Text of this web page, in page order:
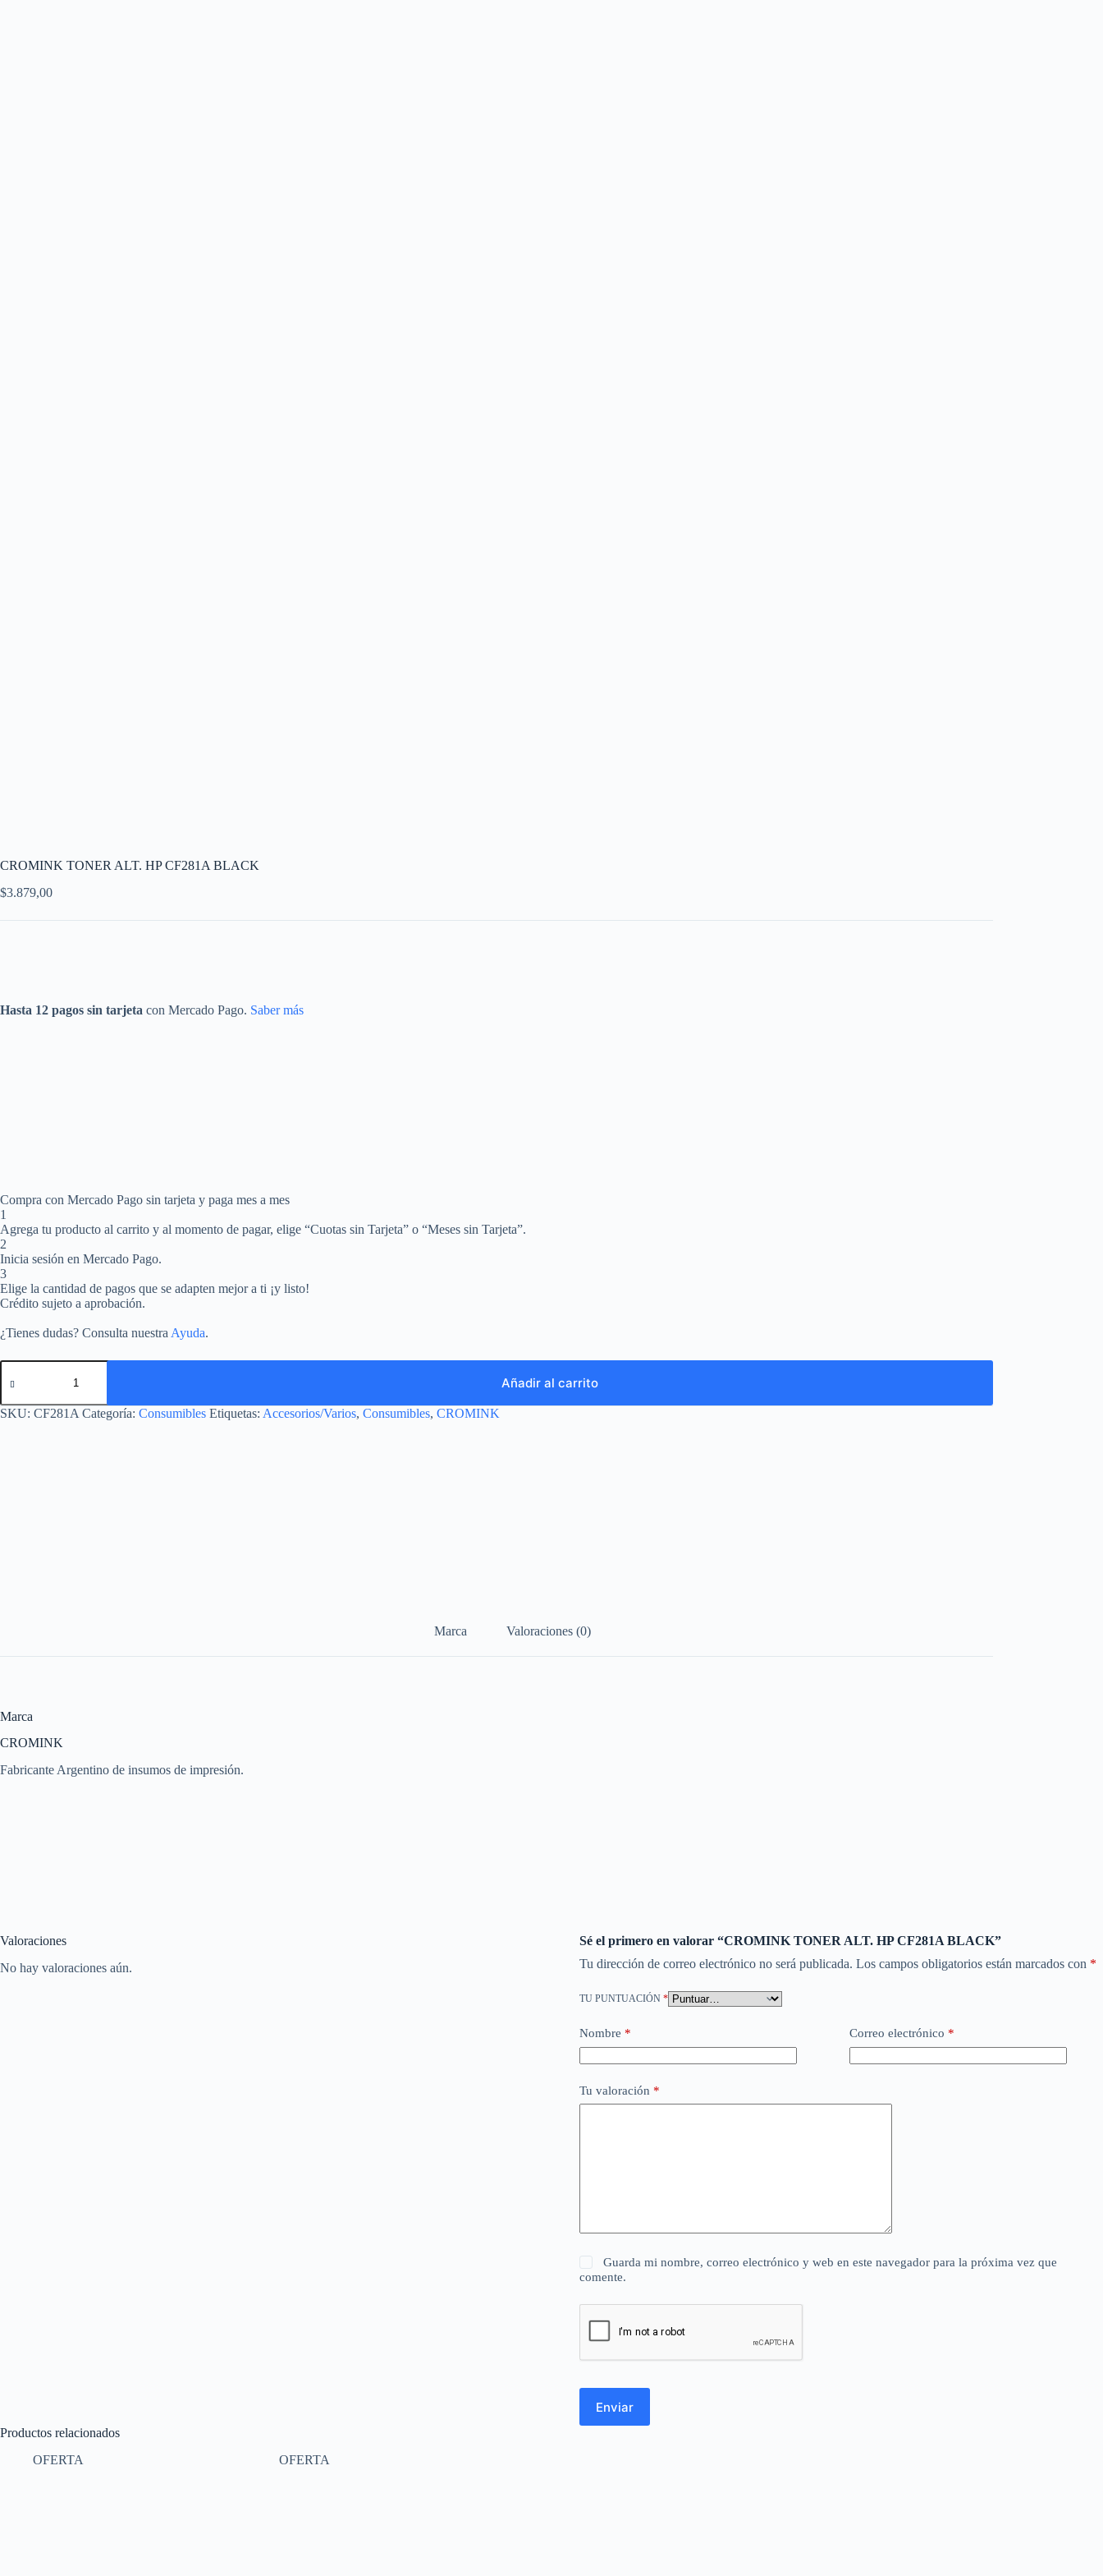
CROMINK TONER ALT. HP CF281A BLACK
$3.879,00
Hasta 12 pagos sin tarjeta con Mercado Pago. Saber más
Compra con Mercado Pago sin tarjeta y paga mes a mes
1
Agrega tu producto al carrito y al momento de pagar, elige “Cuotas sin Tarjeta” o “Meses sin Tarjeta”.
2
Inicia sesión en Mercado Pago.
3
Elige la cantidad de pagos que se adapten mejor a ti ¡y listo!
Crédito sujeto a aprobación.
¿Tienes dudas? Consulta nuestra Ayuda.
Añadir al carrito
SKU: CF281A Categoría: Consumibles Etiquetas: Accesorios/Varios, Consumibles, CROMINK
Marca Valoraciones (0)
Marca
CROMINK
Fabricante Argentino de insumos de impresión.
Valoraciones
No hay valoraciones aún.
Sé el primero en valorar “CROMINK TONER ALT. HP CF281A BLACK”
Tu dirección de correo electrónico no será publicada. Los campos obligatorios están marcados con *
TU PUNTUACIÓN *
Nombre * Correo electrónico *
Tu valoración *
Guarda mi nombre, correo electrónico y web en este navegador para la próxima vez que
comente.
Enviar
Productos relacionados
OFERTA
OFERTA